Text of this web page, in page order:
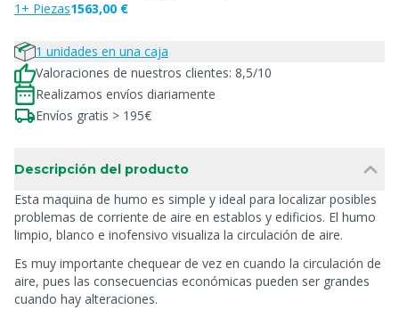
1+ Piezas1563,00 €
1 unidades en una caja
Valoraciones de nuestros clientes: 8,5/10
Realizamos envíos diariamente
Envíos gratis > 195€
Descripción del producto
Esta maquina de humo es simple y ideal para localizar posibles
problemas de corriente de aire en establos y edificios. El humo
limpio, blanco e inofensivo visualiza la circulación de aire.
Es muy importante chequear de vez en cuando la circulación de
aire, pues las consecuencias económicas pueden ser grandes
cuando hay alteraciones.